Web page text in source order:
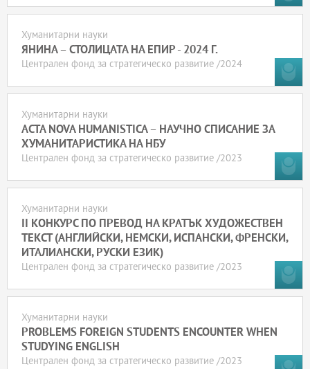
Хуманитарни науки
ЯНИНА – СТОЛИЦАТА НА ЕПИР - 2024 Г.
Централен фонд за стратегическо развитие /2024
Хуманитарни науки
ACTA NOVA HUMANISTICA – НАУЧНО СПИСАНИЕ ЗА
ХУМАНИТАРИСТИКА НА НБУ
Централен фонд за стратегическо развитие /2023
Хуманитарни науки
II КОНКУРС ПО ПРЕВОД НА КРАТЪК ХУДОЖЕСТВЕН
ТЕКСТ (АНГЛИЙСКИ, НЕМСКИ, ИСПАНСКИ, ФРЕНСКИ,
ИТАЛИАНСКИ, РУСКИ ЕЗИК)
Централен фонд за стратегическо развитие /2023
Хуманитарни науки
PROBLEMS FOREIGN STUDENTS ENCOUNTER WHEN
STUDYING ENGLISH
Централен фонд за стратегическо развитие /2023